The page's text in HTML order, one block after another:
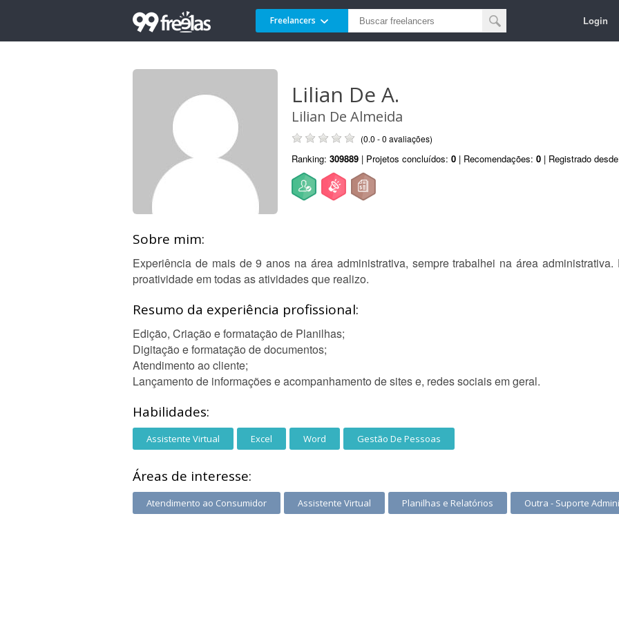
Freelancers Login
Lilian De A.
Lilian De Almeida
(0.0 - 0 avaliações)
Ranking: 309889 | Projetos concluídos: 0 | Recomendações: 0 | Registrado
Sobre mim:
Experiência de mais de 9 anos na área administrativa, sempre trabalhei na área
proatividade em todas as atividades que realizo.
Resumo da experiência profissional:
Edição, Criação e formatação de Planilhas;
Digitação e formatação de documentos;
Atendimento ao cliente;
Lançamento de informações e acompanhamento de sites e, redes sociais em geral.
Habilidades:
Assistente Virtual Excel Word Gestão De Pessoas
Áreas de interesse:
Atendimento ao Consumidor Assistente Virtual Planilhas e Relatórios Outra - Suporte